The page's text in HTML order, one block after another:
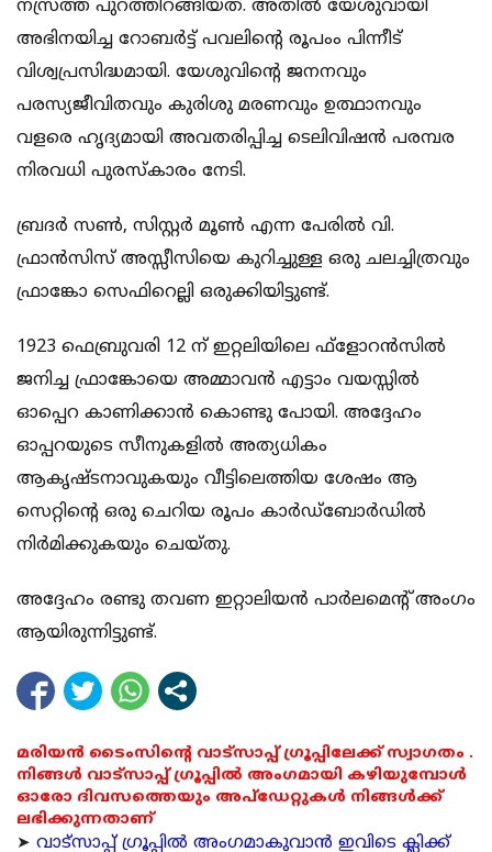
നസ്രത്ത് പുറത്തിറങ്ങിയത്. അതില്‍ യേശുവായി
അഭിനയിച്ച റോബര്‍ട്ട് പവലിന്റെ രൂപംം പിന്നീട്
വിശ്വപ്രസിദ്ധമായി. യേശുവിന്റെ ജനനവും
പരസ്യജീവിതവും കുരിശു മരണവും ഉത്ഥാനവും
വളരെ ഹൃദ്യമായി അവതരിപ്പിച്ച ടെലിവിഷന്‍ പരമ്പര
നിരവധി പുരസ്‌കാരം നേടി.
ബ്രദര്‍ സണ്‍, സിസ്റ്റര്‍ മൂണ്‍ എന്ന പേരില്‍ വി.
ഫ്രാന്‍സിസ് അസ്സീസിയെ കുറിച്ചുള്ള ഒരു ചലച്ചിത്രവും
ഫ്രാങ്കോ സെഫിറെല്ലി ഒരുക്കിയിട്ടുണ്ട്.
1923 ഫെബ്രുവരി 12 ന് ഇറ്റലിയിലെ ഫ്‌ളോറന്‍സില്‍
ജനിച്ച ഫ്രാങ്കോയെ അമ്മാവന്‍ എട്ടാം വയസ്സില്‍
ഓപ്പെറ കാണിക്കാന്‍ കൊണ്ടു പോയി. അദ്ദേഹം
ഓപ്പറയുടെ സീനുകളില്‍ അത്യധികം
ആകൃഷ്ടനാവുകയും വീട്ടിലെത്തിയ ശേഷം ആ
സെറ്റിന്റെ ഒരു ചെറിയ രൂപം കാര്‍ഡ്‌ബോര്‍ഡില്‍
നിര്‍മിക്കുകയും ചെയ്തു.
അദ്ദേഹം രണ്ടു തവണ ഇറ്റാലിയന്‍ പാര്‍ലമെന്റ് അംഗം
ആയിരുന്നിട്ടുണ്ട്.
മരിയൻ ടൈംസിന്റെ വാട്സാപ്പ് ഗ്രൂപ്പിലേക്ക് സ്വാഗതം .
നിങ്ങൾ വാട്സാപ്പ് ഗ്രൂപ്പിൽ അംഗമായി കഴിയുമ്പോൾ
ഓരോ ദിവസത്തെയും അപ്ഡേറ്റുകൾ നിങ്ങൾക്ക്
ലഭിക്കുന്നതാണ്
➤ വാട്സാപ്പ് ഗ്രൂപ്പിൽ അംഗമാകുവാൻ ഇവിടെ ക്ലിക്ക്